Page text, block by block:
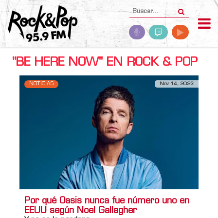
"BE HERE NOW" EN ROCK & POP
NOTICIAS Nov 14, 2023
Por qué Oasis nunca fue número uno en
EEUU según Noel Gallagher